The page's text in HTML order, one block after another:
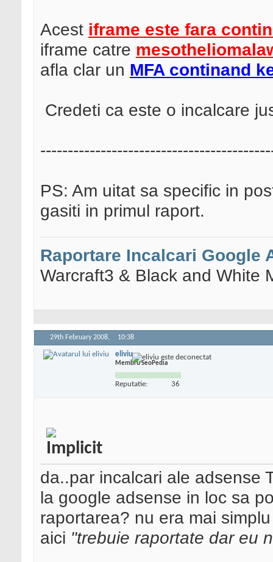
Acest iframe este fara
iframe catre
afla clar un MFA continand
Credeti ca este o incalcare
PS: Am uitat sa specific in
gasiti in primul raport.
Raportare Incalcari Google
Warcraft3 & Black and White
29th February 2008, 10:38
eliviu
Membru SeoPedia
Reputatie: 36
da..par incalcari ale adsense
la google adsense in loc sa
raportarea? nu era mai
aici "trebuie raportate dar eu